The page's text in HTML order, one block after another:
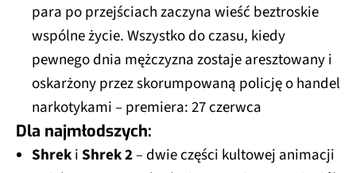
para po przejściach zaczyna wieść beztroskie
wspólne życie. Wszystko do czasu, kiedy
pewnego dnia mężczyzna zostaje aresztowany i
oskarżony przez skorumpowaną policję o handel
narkotykami – premiera: 27 czerwca
Dla najmłodszych:
ShrekiShrek 2– dwie części kultowej animacji